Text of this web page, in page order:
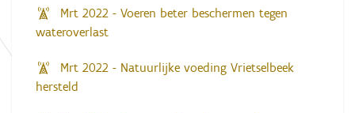
Mrt 2022 - Voeren beter beschermen tegen
wateroverlast
Mrt 2022 - Natuurlijke voeding Vrietselbeek
hersteld